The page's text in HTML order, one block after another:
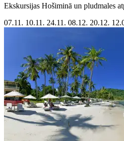
Ekskursijas Hošiminā un pludmales
07.11. 10.11. 24.11. 08.12. 20.12.